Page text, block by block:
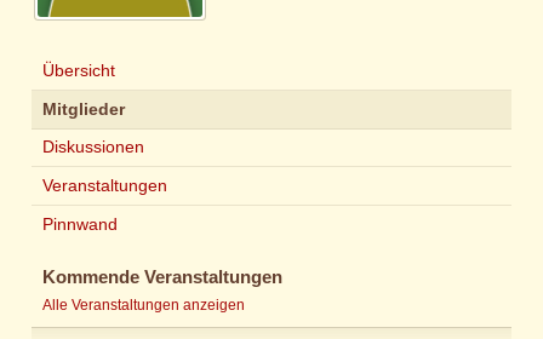
Übersicht
Mitglieder
Diskussionen
Veranstaltungen
Pinnwand
Kommende Veranstaltungen
Alle Veranstaltungen anzeigen